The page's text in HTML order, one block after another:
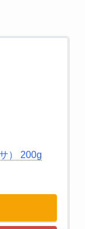
） 200g